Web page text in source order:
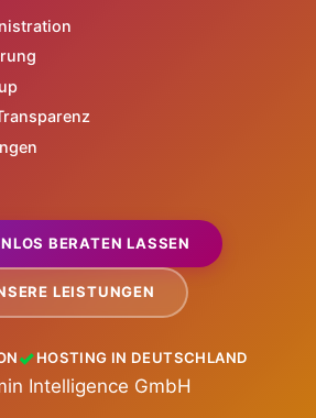
BERATEN LASSEN
LEISTUNGEN
HOSTING IN DEUTSCHLAND